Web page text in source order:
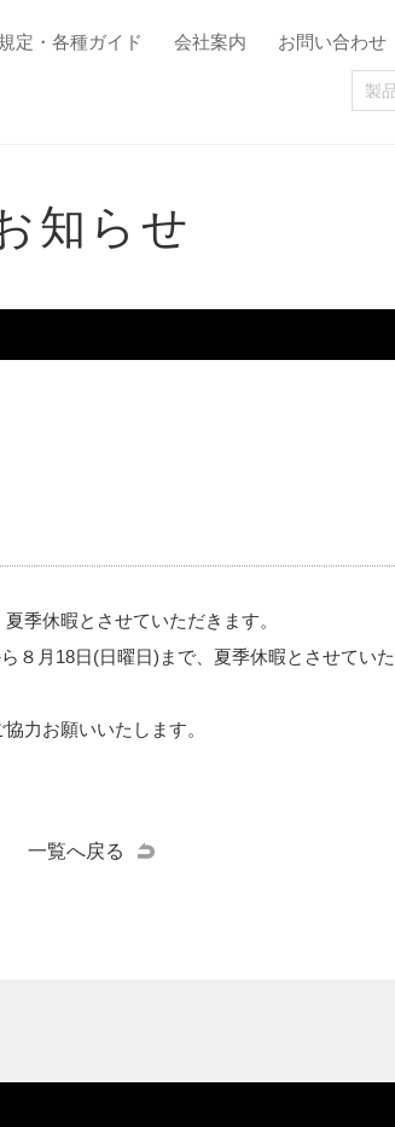
規定・各種ガイド 会社案内 お問い合わせ
知らせ
季休暇とさせていただきます。
８月18日(日曜日)まで、夏季休暇とさせていた
力お願いいたします。
一覧へ戻る